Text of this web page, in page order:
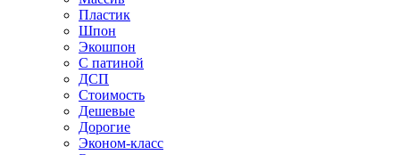
Пластик
Шпон
Экошпон
С патиной
ДСП
Стоимость
Дешевые
Дорогие
Эконом-класс